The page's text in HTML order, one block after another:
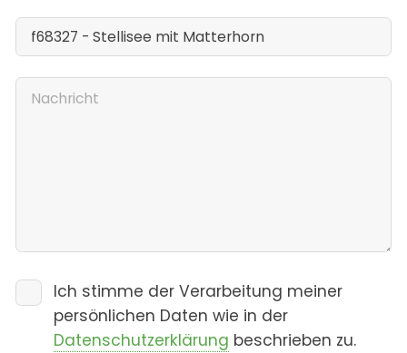
Ich stimme der Verarbeitung meiner
persönlichen Daten wie in der
Datenschutzerklärung beschrieben zu.